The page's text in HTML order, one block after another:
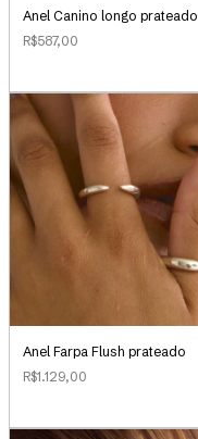
Anel Canino longo prateado
R$587,00
Anel Farpa Flush prateado
R$1.129,00